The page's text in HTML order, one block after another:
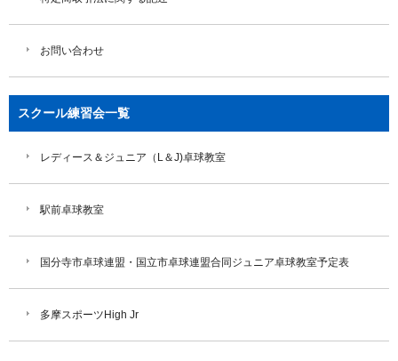
お問い合わせ
スクール練習会一覧
レディース＆ジュニア（L＆J)卓球教室
駅前卓球教室
国分寺市卓球連盟・国立市卓球連盟合同ジュニア卓球教室予定表
多摩スポーツHigh Jr